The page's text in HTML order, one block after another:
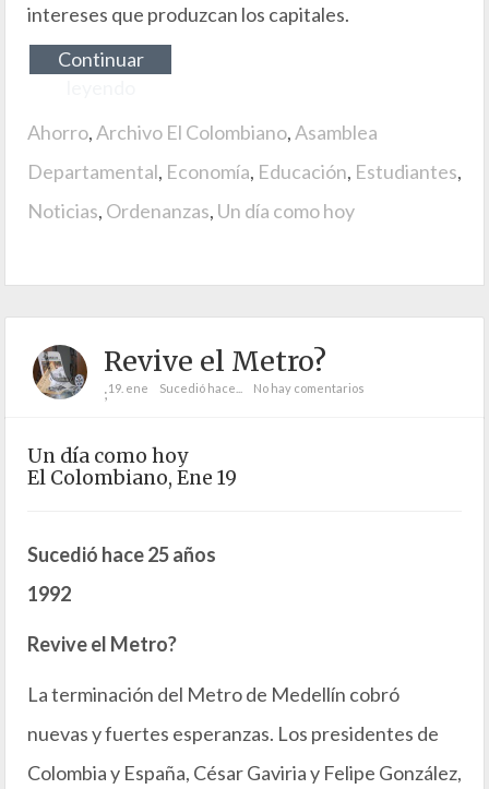
intereses que produzcan los capitales.
Continuar
Ahorro,Archivo El Colombiano,Asamblea
Departamental, Economía, Educación, Estudiantes,
Noticias, Ordenanzas, Un día como hoy
Revive el Metro?
;19. ene Sucedió hace... No hay comentarios
Un día como hoy
El Colombiano, Ene 19
Sucedió hace 25 años
1992
Revive el Metro?
La terminación del Metro de Medellín cobró
nuevas y fuertes esperanzas. Los presidentes de
Colombia y España, César Gaviria y Felipe González,